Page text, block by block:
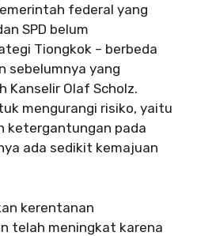
federal yang
SPD belum
Tiongkok – berbeda
sebelumnya yang
Kanselir Olaf Scholz.
mengurangi risiko, yaitu
ketergantungan pada
ada sedikit kemajuan
kerentanan
telah meningkat karena